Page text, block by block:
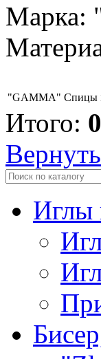
Марка:
"GAMMA" Спицы
Итого: 0
Иглы